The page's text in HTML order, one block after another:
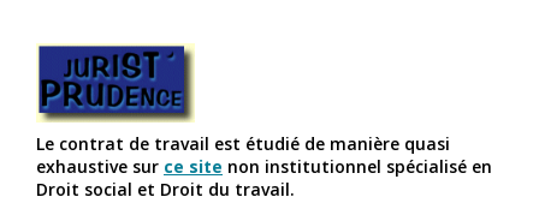
Le contrat de travail est étudié de manière quasi
exhaustive sur ce site non institutionnel spécialisé en
Droit social et Droit du travail.